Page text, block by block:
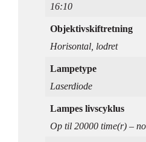
16:10
Objektivskiftretning
Horisontal, lodret
Lampetype
Laserdiode
Lampes livscyklus
Op til 20000 time(r) –